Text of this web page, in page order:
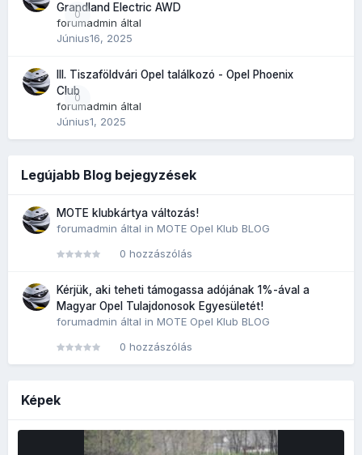
0
Grandland Electric AWD
forumadmin által
Június16, 2025
0
III. Tiszaföldvári Opel találkozó - Opel Phoenix
Club
forumadmin által
Június1, 2025
Legújabb Blog bejegyzések
MOTE klubkártya változás!
forumadmin által in MOTE Opel Klub BLOG
0 hozzászólás
Kérjük, aki teheti támogassa adójának 1%-ával a
Magyar Opel Tulajdonosok Egyesületét!
forumadmin által in MOTE Opel Klub BLOG
0 hozzászólás
Képek